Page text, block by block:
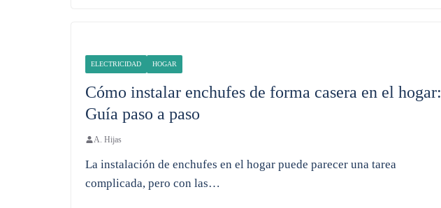
ELECTRICIDAD HOGAR
Cómo instalar enchufes de forma casera en el hogar:
Guía paso a paso
A. Hijas
La instalación de enchufes en el hogar puede parecer una tarea
complicada, pero con las…